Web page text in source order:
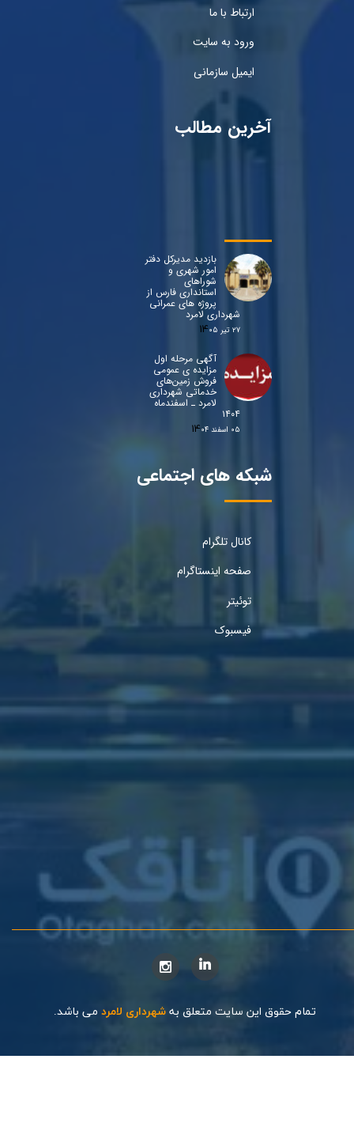
ارتباط با ما
ورود به سایت
ایمیل سازمانی
آخرین مطالب
بازدید مدیرکل دفتر
امور شهری و
شوراهای
استانداری فارس از
پروژه های عمرانی
شهرداری لامرد
۲۷ تیر ۰۵
آگهی مرحله اول
مزایده ی عمومی
فروش زمین‌های
خدماتی شهرداری
لامرد ـ اسفندماه
۱۴۰۴
۰۵ اسفند ۰۴
شبکه های اجتماعی
کانال تلگرام
صفحه اینستاگرام
توئیتر
فیسبوک
تمام حقوق این سایت متعلق به شهرداری لامرد می باشد.